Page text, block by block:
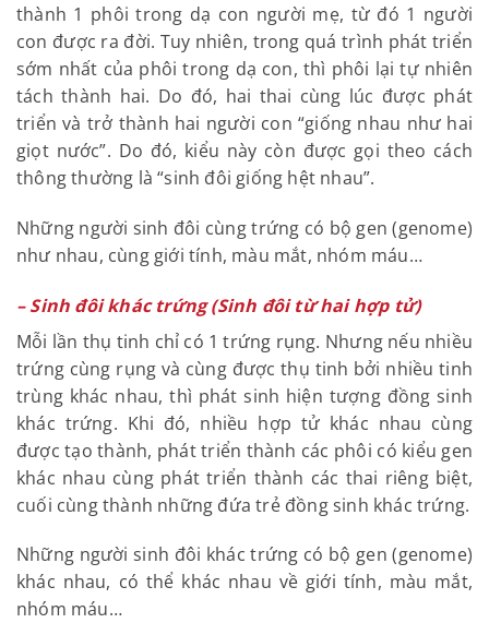
thành 1 phôi trong dạ con người mẹ, từ đó 1 người
con được ra đời. Tuy nhiên, trong quá trình phát triển
sớm nhất của phôi trong dạ con, thì phôi lại tự nhiên
tách thành hai. Do đó, hai thai cùng lúc được phát
triển và trở thành hai người con “giống nhau như hai
giọt nước”. Do đó, kiểu này còn được gọi theo cách
thông thường là “sinh đôi giống hệt nhau”.
Những người sinh đôi cùng trứng có bộ gen (genome)
như nhau, cùng giới tính, màu mắt, nhóm máu…
– Sinh đôi khác trứng (Sinh đôi từ hai hợp tử)
Mỗi lần thụ tinh chỉ có 1 trứng rụng. Nhưng nếu nhiều
trứng cùng rụng và cùng được thụ tinh bởi nhiều tinh
trùng khác nhau, thì phát sinh hiện tượng đồng sinh
khác trứng. Khi đó, nhiều hợp tử khác nhau cùng
được tạo thành, phát triển thành các phôi có kiểu gen
khác nhau cùng phát triển thành các thai riêng biệt,
cuối cùng thành những đứa trẻ đồng sinh khác trứng.
Những người sinh đôi khác trứng có bộ gen (genome)
khác nhau, có thể khác nhau về giới tính, màu mắt,
nhóm máu…